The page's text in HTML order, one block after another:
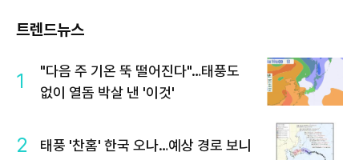
트렌드뉴스
1
"다음 주 기온 뚝 떨어진다"…태풍도
없이 열돔 박살 낸 '이것'
2 태풍 '찬홈' 한국 오나…예상 경로 보니